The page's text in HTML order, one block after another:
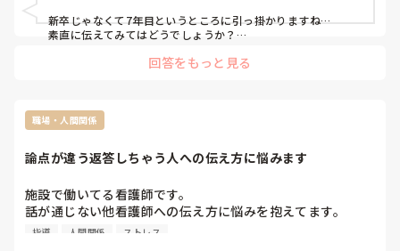
他にも色々ありますが。
看護師7年目のこの方への指導や対応、接し方のアドバイス
新卒じゃなくて7年目というところに引っ掛かりますね…
素直に伝えてみてはどうでしょうか？
ついているのなら、その方に相談して、その現場ですぐに注意
の人）から指摘されるのとでは印象が違うと思うので、見たま
んまの時に指摘するの方がトラブルにもならないかなと思いま
す😊
回答をもっと見る
職場・人間関係
論点が違う返答しちゃう人への伝え方に悩みます
施設で働いてる看護師です。
話が通じない他看護師への伝え方に悩みを抱えてます。
指導 人間関係 ストレス